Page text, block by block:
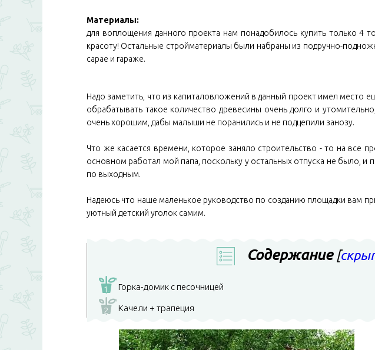
Материалы:
для воплощения данного проекта нам понадобилось купить только 4
красоту! Остальные стройматериалы были набраны из подручно-
сарае и гараже.
Надо заметить, что из капиталовложений в данный проект имел место
обрабатывать такое количество древесины очень долго и
очень хорошим, дабы малыши не поранились и не подцепили занозу.
Что же касается времени, которое заняло строительство - то на все
основном работал мой папа, поскольку у остальных отпуска не было, и
по выходным.
Надеюсь что наше маленькое руководство по созданию площадки вам
уютный детский уголок самим.
Содержание [
1 Горка-домик с песочницей
2 Качели + трапеция